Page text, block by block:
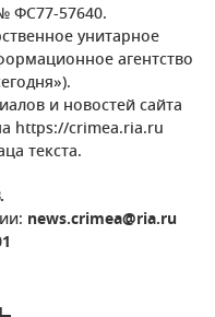
ФС77-57640.
унитарное
агентство
и новостей сайта
https://crimea.ria.ru
текста.
news.crimea@ria.ru